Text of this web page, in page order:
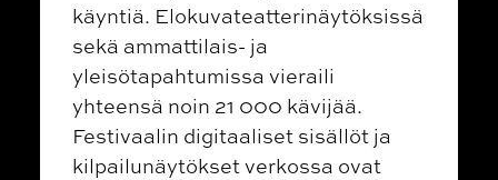
käyntiä. Elokuvateatterinäytöksissä
sekä ammattilais- ja
yleisötapahtumissa vieraili
yhteensä noin 21 000 kävijää.
Festivaalin digitaaliset sisällöt ja
kilpailunäytökset verkossa ovat